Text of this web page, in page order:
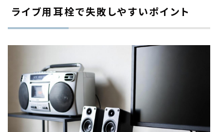
ライブ用耳栓で失敗しやすいポイント